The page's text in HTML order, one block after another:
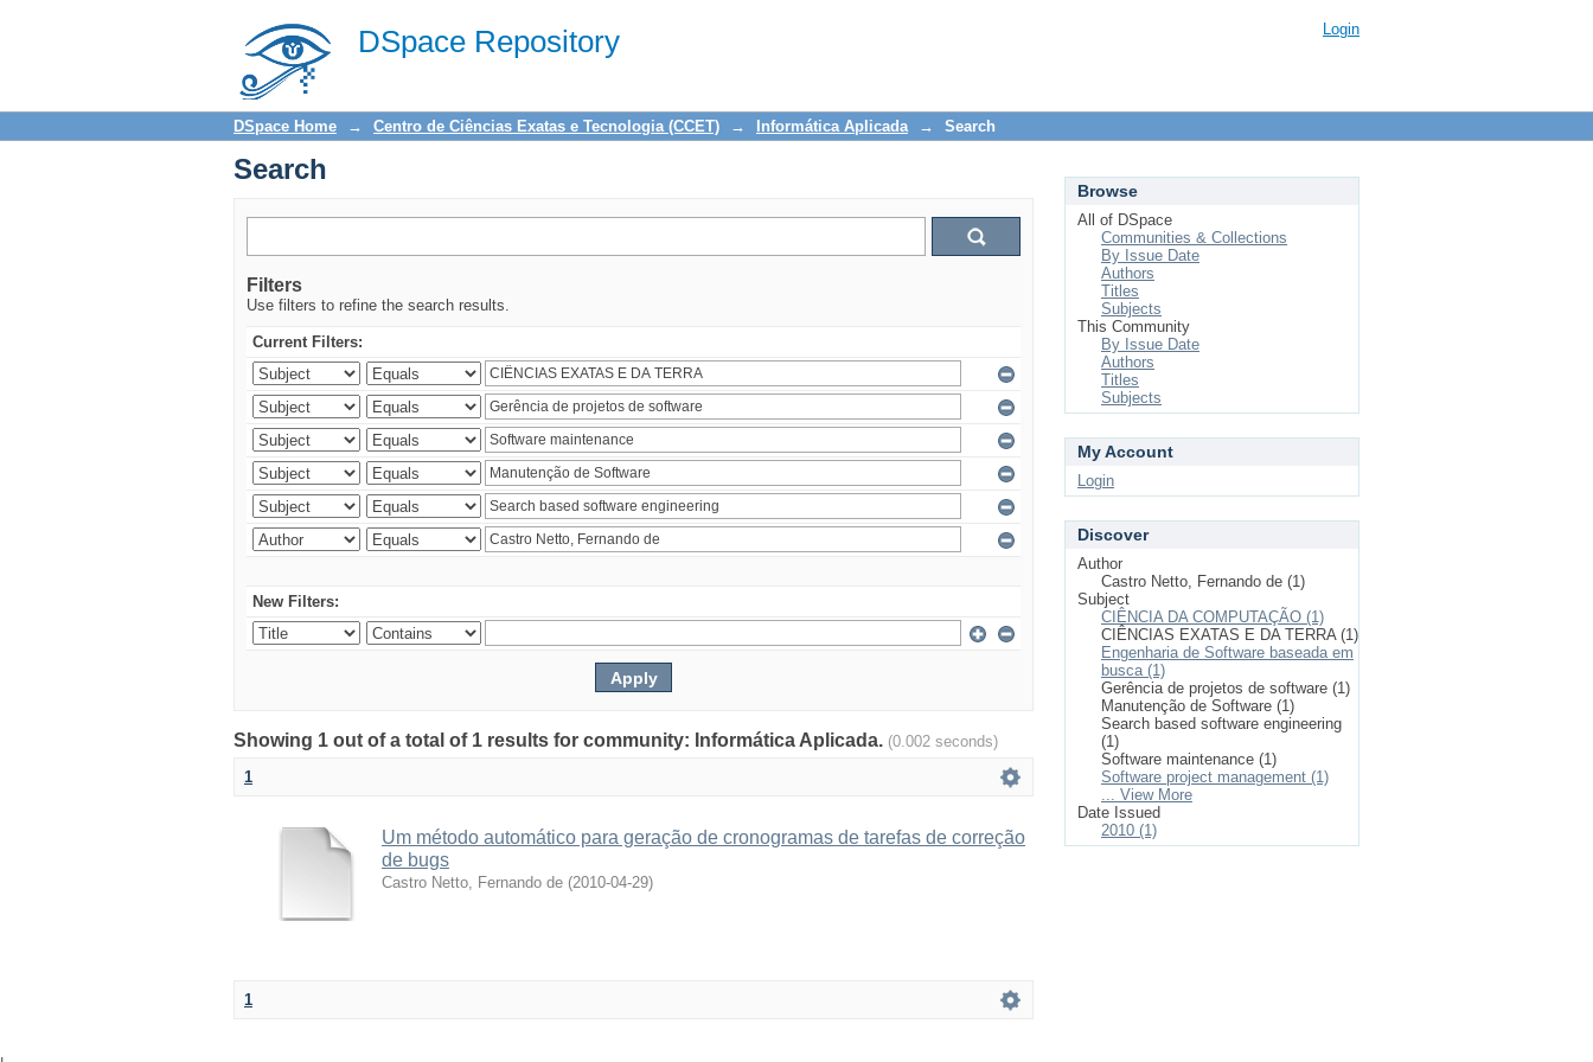
DSpace Repository
Search Login
DSpace Home → Centro de Ciências Exatas e Tecnologia (CCET) → Informática Aplicada → Search
Search
Filters
Use filters to refine the search results.
Current Filters:
New Filters:
Showing 1 out of a total of 1 results for community: Informática Aplicada. (0.002 seconds)
1
Um método automático para geração de cronogramas de tarefas de correção
de bugs
Castro Netto, Fernando de (2010-04-29)
1
Browse
All of DSpace
Communities & Collections
By Issue Date
Authors
Titles
Subjects
This Community
By Issue Date
Authors
Titles
Subjects
My Account
Login
Discover
Author
Castro Netto, Fernando de (1)
Subject
CIÊNCIA DA COMPUTAÇÃO (1)
CIÊNCIAS EXATAS E DA TERRA (1)
Engenharia de Software baseada em
busca (1)
Gerência de projetos de software (1)
Manutenção de Software (1)
Search based software engineering
(1)
Software maintenance (1)
Software project management (1)
... View More
Date Issued
2010 (1)